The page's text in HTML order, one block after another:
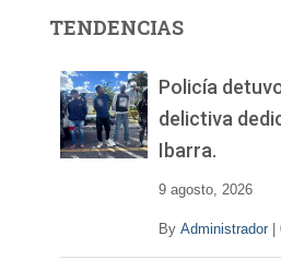
d
TENDENCIAS
Policía
delictiva
Ibarra.
9 agosto, 2026
By Administrador